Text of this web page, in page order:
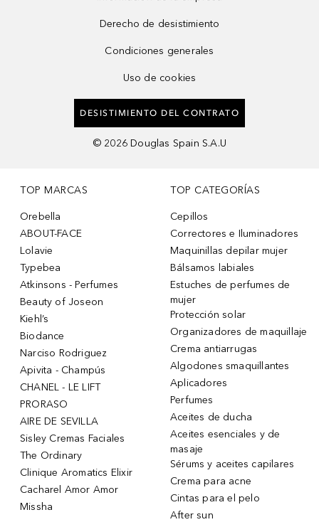
Derecho de desistimiento
Condiciones generales
Uso de cookies
DESISTIMIENTO DEL CONTRATO
© 2026 Douglas Spain S.A.U
TOP MARCAS
Orebella
ABOUT-FACE
Lolavie
Typebea
Atkinsons - Perfumes
Beauty of Joseon
Kiehl’s
Biodance
Narciso Rodriguez
Apivita - Champús
CHANEL - LE LIFT
PRORASO
AIRE DE SEVILLA
Sisley Cremas Faciales
The Ordinary
Clinique Aromatics Elixir
Cacharel Amor Amor
Missha
TOP CATEGORÍAS
Cepillos
Correctores e Iluminadores
Maquinillas depilar mujer
Bálsamos labiales
Estuches de perfumes de
mujer
Protección solar
Organizadores de maquillaje
Crema antiarrugas
Algodones smaquillantes
Aplicadores
Perfumes
Aceites de ducha
Aceites esenciales y de
masaje
Sérums y aceites capilares
Crema para acne
Cintas para el pelo
After sun